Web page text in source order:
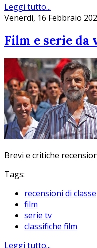
Leggi tutto...
Venerdì, 16 Febbraio
Film e serie da
Brevi e critiche
Tags:
recensioni di classe
film
serie tv
classifiche film
Leggi tutto...